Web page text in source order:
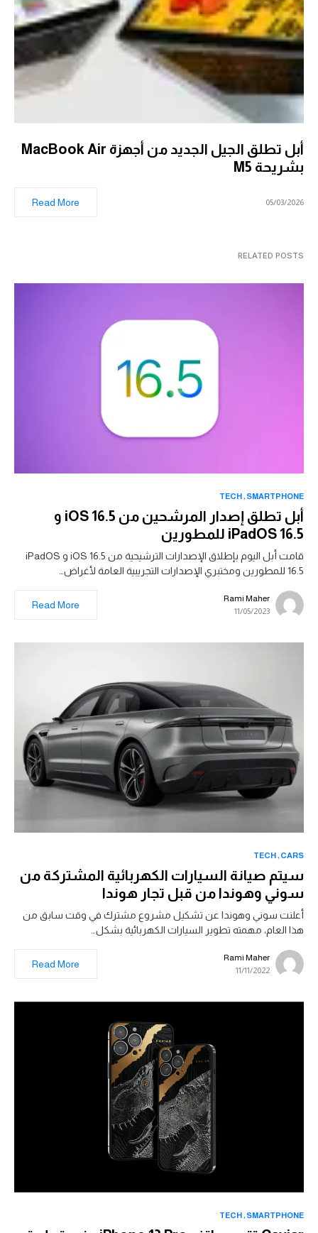
أبل تطلق الجيل الجديد من أجهزة MacBook Air
بشريحة M5
05/03/2026
Read More
RELATED POSTS
SMARTPHONE
TECH
أبل تطلق إصدار المرشحين من iOS 16.5 و
iPadOS 16.5 للمطورين
قامت أبل اليوم بإطلاق الإصدارات الترشيحية من iOS 16.5 و iPadOS
16.5 للمطورين ومختبري الإصدارات التجريبية العامة لأغراض…
Rami Maher
11/05/2023
Read More
CARS
TECH
سيتم صيانة السيارات الكهربائية المشتركة من
سوني وهوندا من قبل تجار هوندا
أعلنت سوني وهوندا عن تشكيل مشروع مشترك في وقت سابق من
هذا العام، مهمته تطوير السيارات الكهربائية بشكل…
Rami Maher
11/11/2022
Read More
SMARTPHONE
TECH